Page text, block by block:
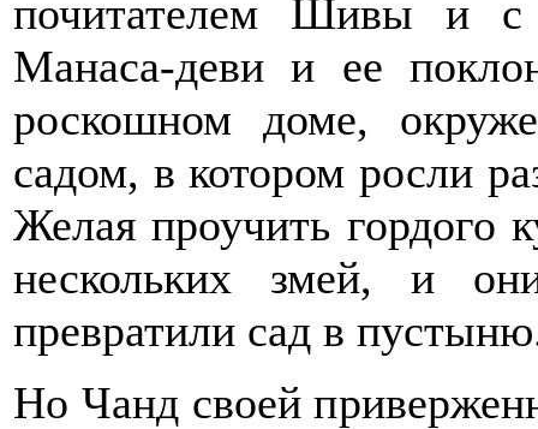
почитателем Шивы и с
Манаса-деви и ее
роскошном доме,
садом, в котором росли
Желая проучить гордого
нескольких змей, и
превратили сад в
Но Чанд своей